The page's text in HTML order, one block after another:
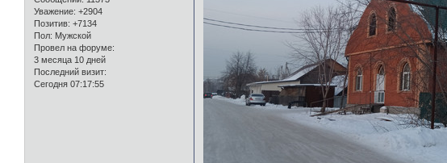
Уважение: +2904
Позитив: +7134
Пол: Мужской
Провел на форуме:
3 месяца 10 дней
Последний визит:
Сегодня 07:17:55